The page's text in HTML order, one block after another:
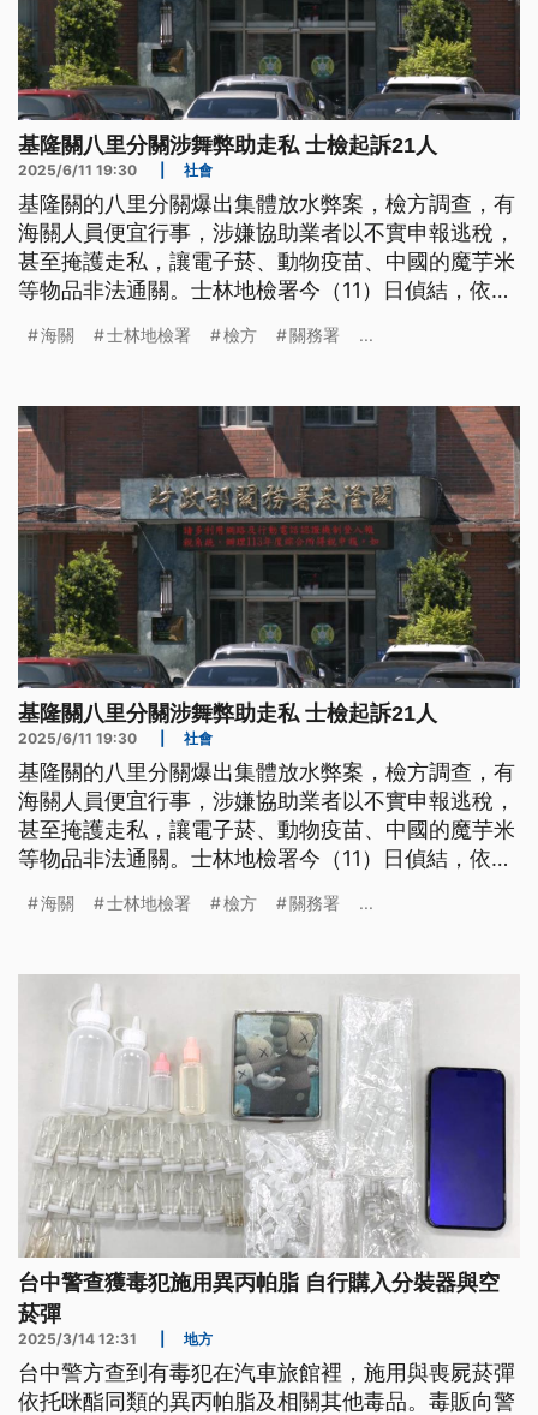
基隆關八里分關涉舞弊助走私 士檢起訴21人
2025/6/11 19:30 社會
基隆關的八里分關爆出集體放水弊案，檢方調查，有
海關人員便宜行事，涉嫌協助業者以不實申報逃稅，
甚至掩護走私，讓電子菸、動物疫苗、中國的魔芋米
等物品非法通關。士林地檢署今（11）日偵結，依公
人，其中更有2人被查出收賄，涉嫌收受電池、襪
利犯案，使查緝關口形同虛設。
海關 士林地檢署 檢方 關務署 ...
基隆關八里分關涉舞弊助走私 士檢起訴21人
2025/6/11 19:30 社會
基隆關的八里分關爆出集體放水弊案，檢方調查，有
海關人員便宜行事，涉嫌協助業者以不實申報逃稅，
甚至掩護走私，讓電子菸、動物疫苗、中國的魔芋米
等物品非法通關。士林地檢署今（11）日偵結，依公
人，其中更有2人被查出收賄，涉嫌收受電池、襪
利犯案，使查緝關口形同虛設。
海關 士林地檢署 檢方 關務署 ...
台中警查獲毒犯施用異丙帕脂 自行購入分裝器與空
菸彈
2025/3/14 12:31 地方
台中警方查到有毒犯在汽車旅館裡，施用與喪屍菸彈
依托咪酯同類的異丙帕脂及相關其他毒品。毒販向警